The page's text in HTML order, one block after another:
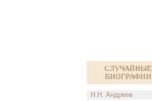
Случайные
биографии
Н.Н. Андреев